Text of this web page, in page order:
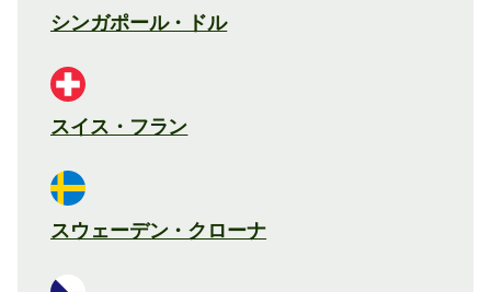
シンガポール・ドル
スイス・フラン
スウェーデン・クローナ